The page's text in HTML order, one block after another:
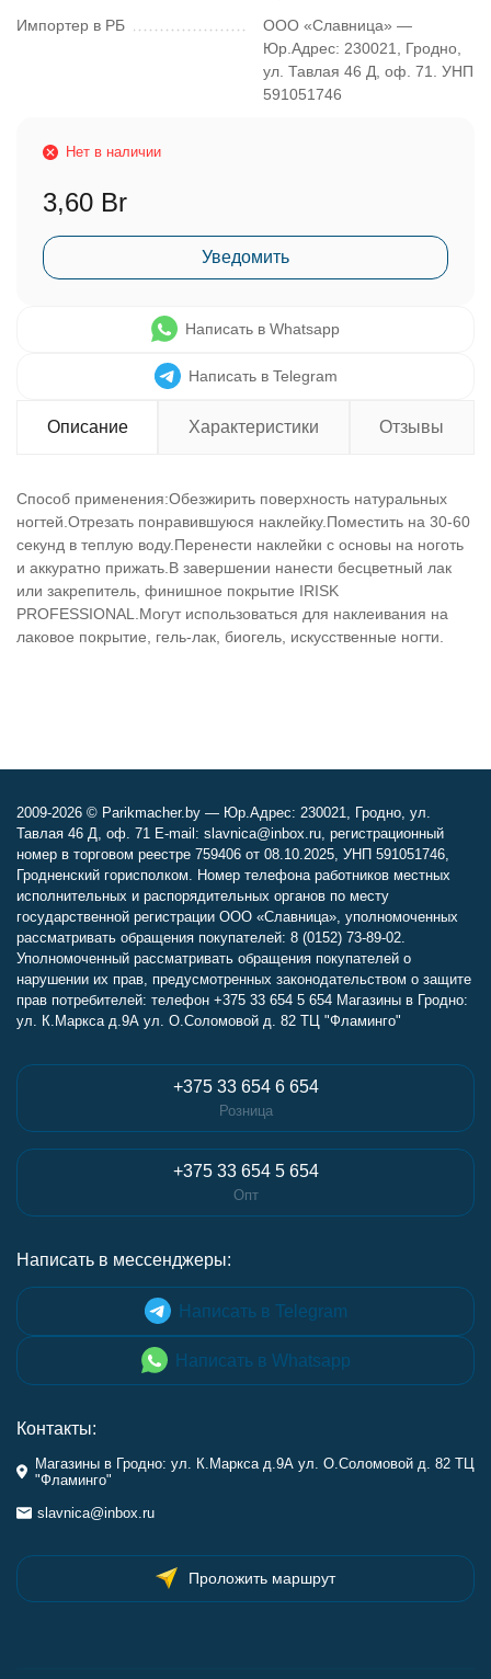
Импортер в РБ
ООО «Славница» —
Юр.Адрес: 230021, Гродно,
ул. Тавлая 46 Д, оф. 71. УНП
591051746
Нет в наличии
3,60 Br
Уведомить
Написать в Whatsapp
Написать в Telegram
Описание Характеристики Отзывы
Способ применения:Обезжирить поверхность натуральных
ногтей.Отрезать понравившуюся наклейку.Поместить на 30-60
секунд в теплую воду.Перенести наклейки с основы на ноготь
и аккуратно прижать.В завершении нанести бесцветный лак
или закрепитель, финишное покрытие IRISK
PROFESSIONAL.Могут использоваться для наклеивания на
лаковое покрытие, гель-лак, биогель, искусственные ногти.
2009-2026 © Parikmacher.by — Юр.Адрес: 230021, Гродно, ул.
Тавлая 46 Д, оф. 71 E-mail: slavnica@inbox.ru, регистрационный
номер в торговом реестре 759406 от 08.10.2025, УНП 591051746,
Гродненский горисполком. Номер телефона работников местных
исполнительных и распорядительных органов по месту
государственной регистрации ООО «Славница», уполномоченных
рассматривать обращения покупателей: 8 (0152) 73-89-02.
Уполномоченный рассматривать обращения покупателей о
нарушении их прав, предусмотренных законодательством о защите
прав потребителей: телефон +375 33 654 5 654 Магазины в Гродно:
ул. К.Маркса д.9А ул. О.Соломовой д. 82 ТЦ "Фламинго"
+375 33 654 6 654
Розница
+375 33 654 5 654
Опт
Написать в мессенджеры:
Написать в Telegram
Написать в Whatsapp
Контакты:
Магазины в Гродно: ул. К.Маркса д.9А ул. О.Соломовой д. 82 ТЦ
"Фламинго"
slavnica@inbox.ru
Проложить маршрут